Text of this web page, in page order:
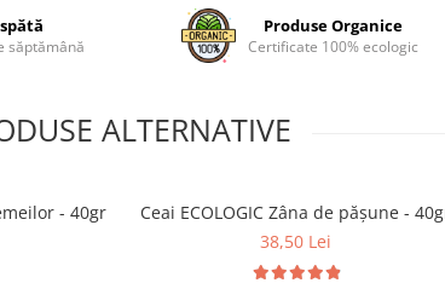
săptămână
Produse Organice
Certificate 100% ecologic
ALTERNATIVE
- 40gr
Ceai ECOLOGIC Zâna de pășune -
38,50 Lei